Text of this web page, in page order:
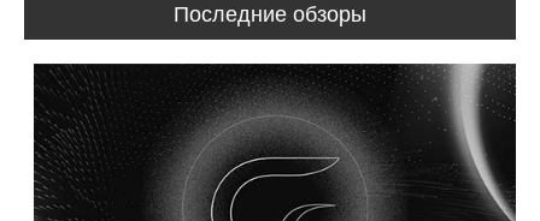
Последние обзоры